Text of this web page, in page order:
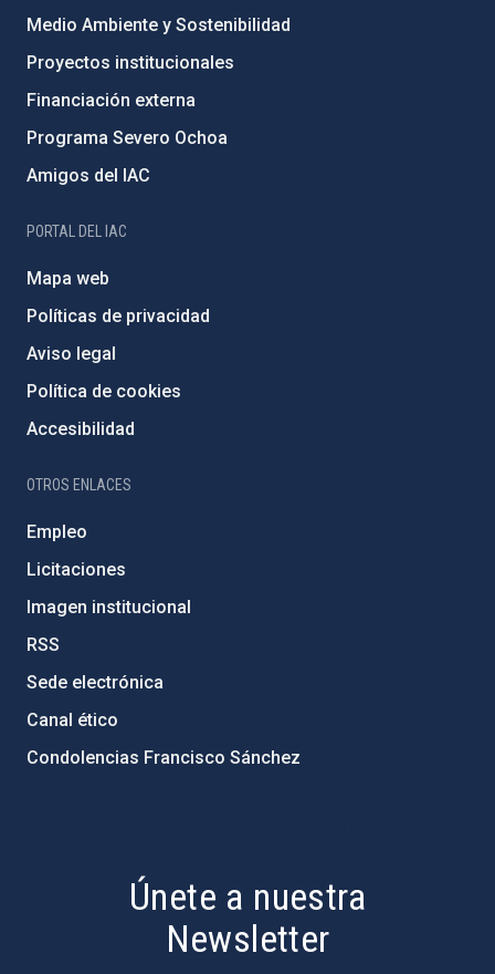
Medio Ambiente y Sostenibilidad
Proyectos institucionales
Financiación externa
Programa Severo Ochoa
Amigos del IAC
PORTAL DEL IAC
Mapa web
Políticas de privacidad
Aviso legal
Política de cookies
Accesibilidad
OTROS ENLACES
Empleo
Licitaciones
Imagen institucional
RSS
Sede electrónica
Canal ético
Condolencias Francisco Sánchez
Únete a nuestra
Newsletter